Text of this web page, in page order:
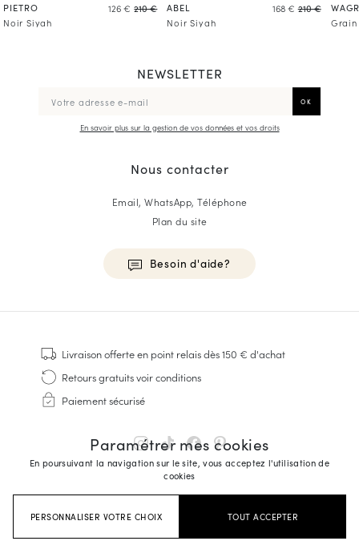
PIETRO 126 € 210 €
Noir Siyah
ABEL 168 € 210 €
Noir Siyah
Paramétrer mes cookies
En poursuivant la navigation sur le site, vous acceptez l'utilisation de
cookies
PERSONNALISER VOTRE CHOIX TOUT ACCEPTER
NEWSLETTER
En savoir plus sur la gestion de vos données et vos droits
Nous contacter
Email, WhatsApp, Téléphone
Plan du site
Besoin d'aide?
Baskets
Cousu Goodyear
Derbies & Richelieu
Richelieus Homme
Sandales & Espadrilles
Sacoches Business
Livraison offerteen point relais dès 150 € d'achat
Retours gratuitsvoir conditions
Paiement sécurisé